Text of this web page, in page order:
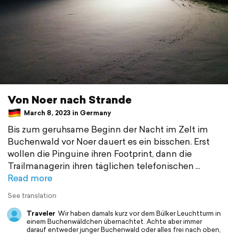
Von Noer nach Strande
March 8, 2023 in Germany
Bis zum geruhsame Beginn der Nacht im Zelt im
Buchenwald vor Noer dauert es ein bisschen. Erst
wollen die Pinguine ihren Footprint, dann die
Trailmanagerin ihren täglichen telefonischen
Read more
See translation
Traveler Wir haben damals kurz vor dem Bülker Leuchtturm in
einem Buchenwäldchen übernachtet. Achte aber immer
darauf entweder junger Buchenwald oder alles frei nach oben,